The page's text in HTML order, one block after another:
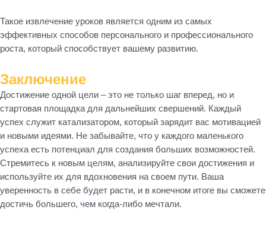
Такое извлечение уроков является одним из самых
эффективных способов персонального и профессионального
роста, который способствует вашему развитию.
Заключение
Достижение одной цели – это не только шаг вперед, но и
стартовая площадка для дальнейших свершений. Каждый
успех служит катализатором, который зарядит вас мотивацией
и новыми идеями. Не забывайте, что у каждого маленького
успеха есть потенциал для создания больших возможностей.
Стремитесь к новым целям, анализируйте свои достижения и
используйте их для вдохновения на своем пути. Ваша
уверенность в себе будет расти, и в конечном итоге вы сможете
достичь большего, чем когда-либо мечтали.